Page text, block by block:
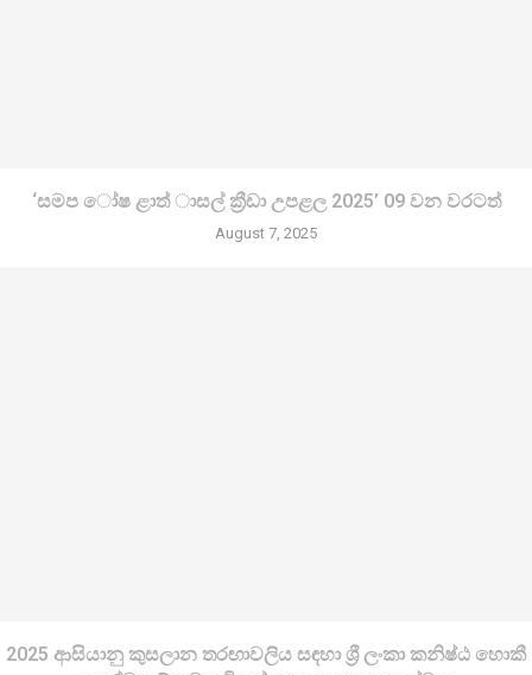
‘සමප ෝෂ ළාත් ාසල් ක්‍රීඩා උපළල 2025’ 09 වන වරටත්
August 7, 2025
2025 ආසියානු කුසලාන තරඟාවලිය සඳහා ශ්‍රී ලංකා කනිෂ්ඨ හොකී